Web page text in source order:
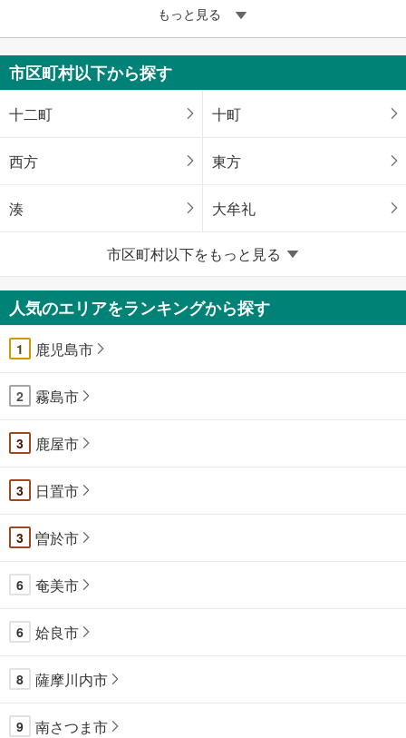
もっと見る
市区町村以下から探す
十二町 十町
西方 東方
湊 大牟礼
市区町村以下をもっと見る
人気のエリアをランキングから探す
1 鹿児島市
2 霧島市
3 鹿屋市
3 日置市
3 曽於市
6 奄美市
6 姶良市
8 薩摩川内市
9 南さつま市